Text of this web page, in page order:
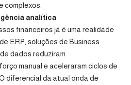
complexos.
analítica
financeiros já é uma realidade
ERP, soluções de Business
dados reduziram
manual e aceleraram ciclos de
diferencial da atual onda de